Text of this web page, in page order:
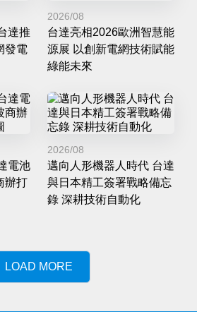
達推
發電
2026/08
台達亮相2026歐洲智慧能
源展 以創新電網技術賦能
綠能未來
電池
辦打
2026/08
邁向人形機器人時代 台達
與日本精工簽署戰略備忘
錄 深耕技術自動化
LOAD MORE